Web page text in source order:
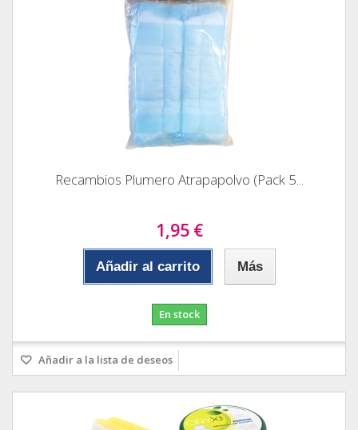
Recambios Plumero Atrapapolvo (Pack 5...
1,95 €
Añadir al carrito Más
En stock
Añadir a la lista de deseos